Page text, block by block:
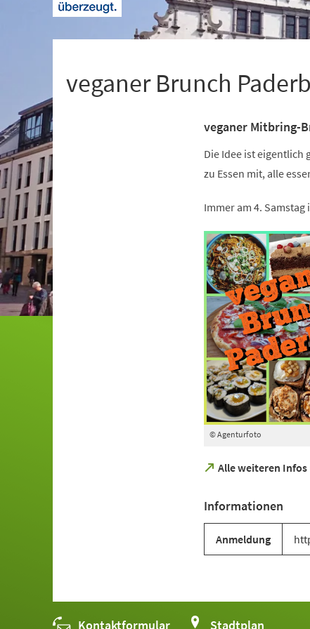
veganer Brunch
veganer Mitbring-
Die Idee ist eigentlich
zu Essen mit, alle
Immer am 4.
© Agenturfoto
Alle weiteren
(Öffnet
neuen
Tab)
Informationen
Anmeldung
Kontaktformular Stadtplan
(Öffnet